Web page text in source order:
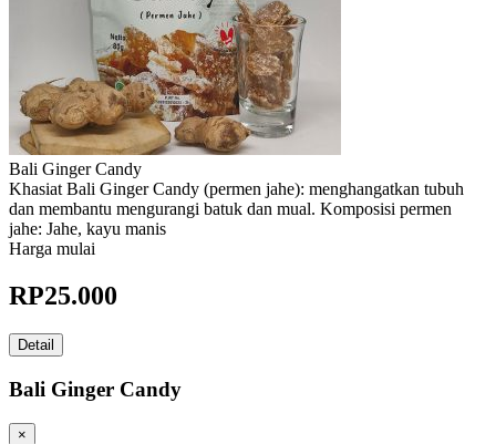
Bali Ginger Candy
Khasiat Bali Ginger Candy (permen jahe): menghangatkan tubuh
dan membantu mengurangi batuk dan mual. Komposisi permen
jahe: Jahe, kayu manis
Harga mulai
RP25.000
Detail
Bali Ginger Candy
×